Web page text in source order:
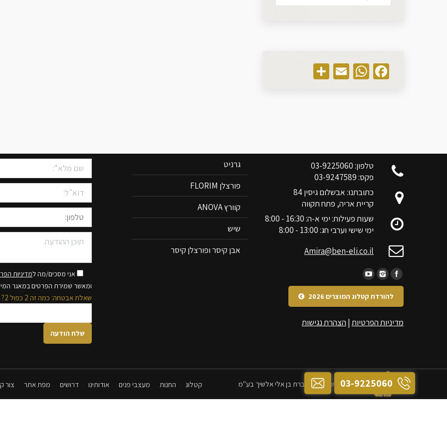
03-9225060
Facebook
WhatsApp
Email
טלפון: 03-9225060
פקס: 03-9247589
כתובתנו: אבשלום גיסין 84
קריית אריה, פתח תקווה
שעות פעילות: ימי א-ה: 16:30 - 8:00
ימי שישי וערבי חג: 13:00 - 8:00
Amira@ben-eli.co.il
להורדת קטלוג המוצרים 2026
מדיניות הפרטיות | הצהרת נגישות
גרניט
פורצלן FLORIM
קוורץ ANOVA
שיש
אבן קיסר ופורצלן קיסר
אני מסכים/מה למדיניות
ומאשר שמירת הפרטים במאגר
שאלת אבטחה: כמה זה 2 כפול 2?
כל הזכויות שמורות לחברת בן אלי אלשיך בע"מ קטלוג החנות מעצבי פנים אודותינו דרושים מפת אתר צור